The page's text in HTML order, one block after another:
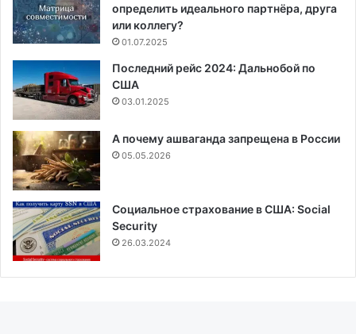
определить идеального партнёра, друга
или коллегу?
01.07.2025
Последний рейс 2024: Дальнобой по
США
03.01.2025
А почему ашваганда запрещена в России
05.05.2026
Социальное страхование в США: Social
Security
26.03.2024